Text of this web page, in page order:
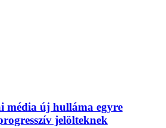
média új hulláma egyre
jelölteknek